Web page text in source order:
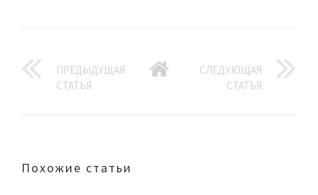
ПРЕДЫДУЩАЯ
СТАТЬЯ
СЛЕДУЮЩАЯ
СТАТЬЯ
Похожие статьи